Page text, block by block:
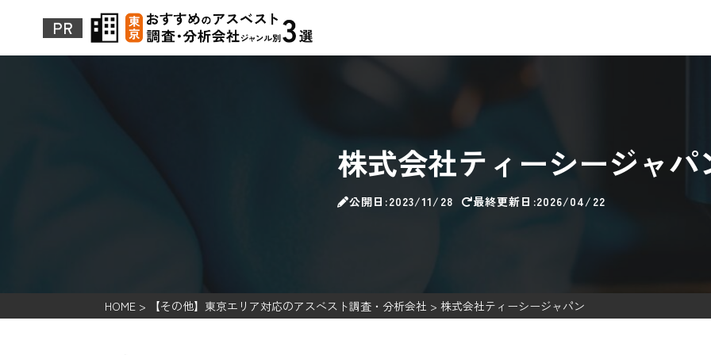
株式会社ティーシージャパ
公開日:2023/11/28 最終更新日:2026/04/22
HOME > 【その他】東京エリア対応のアスベスト調査・分析会社 > 株式会社ティーシージャパン